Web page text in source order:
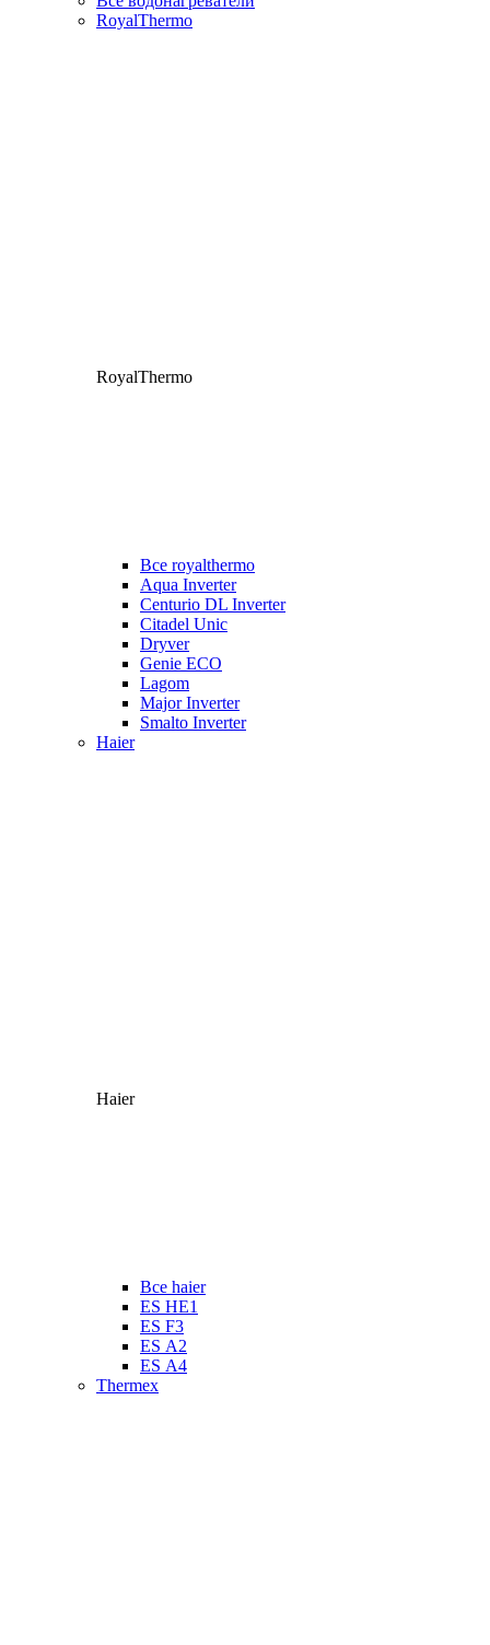
RoyalThermo
RoyalThermo
Все royalthermo
Aqua Inverter
Centurio DL Inverter
Citadel Unic
Dryver
Genie ECO
Lagom
Major Inverter
Smalto Inverter
Haier
Haier
Все haier
ES HE1
ES F3
ES А2
ES А4
Thermex